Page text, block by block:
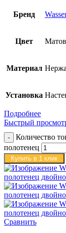
Бренд
Цвет
Материал
Установка
Подробнее
Быстрый
Количество
полотенец
Купить в 1 клик
Сравнить